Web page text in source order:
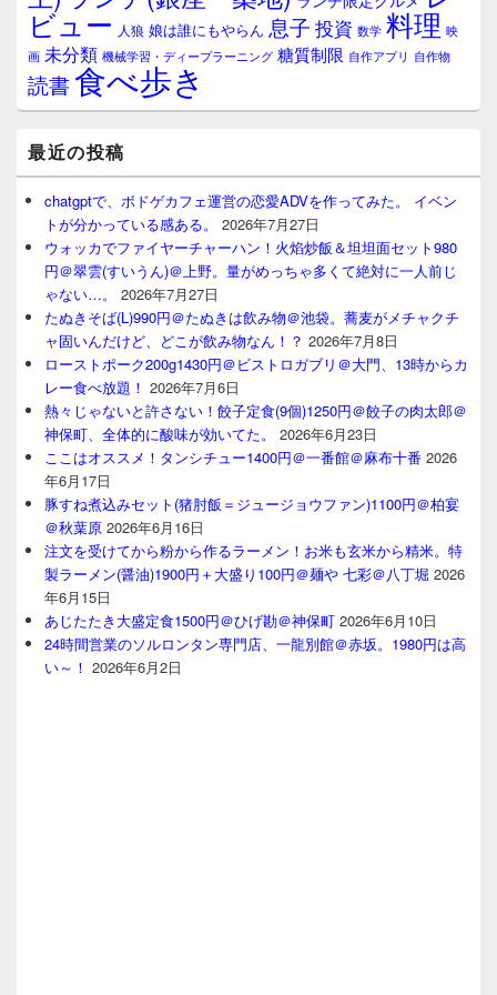
ビュー 人狼 娘は誰にもやらん 息子 投資 数学 料理 映
画 未分類 機械学習・ディープラーニング 糖質制限 自作アプリ 自作物
読書食べ歩き
最近の投稿
chatgptで、ボドゲカフェ運営の恋愛ADVを作ってみた。 イベン
トが分かっている感ある。
2026年7月27日
ウォッカでファイヤーチャーハン！火焰炒飯＆坦坦面セット980
円＠翠雲(すいうん)＠上野。量がめっちゃ多くて絶対に一人前じ
ゃない…。
2026年7月27日
たぬきそば(L)990円＠たぬきは飲み物＠池袋。蕎麦がメチャクチ
ャ固いんだけど、どこが飲み物なん！？ 2026年7月8日
ローストポーク200g1430円＠ビストロガブリ＠大門、13時からカ
レー食べ放題！ 2026年7月6日
熱々じゃないと許さない！餃子定食(9個)1250円＠餃子の肉太郎＠
神保町、全体的に酸味が効いてた。
2026年6月23日
ここはオススメ！タンシチュー1400円＠一番館＠麻布十番 2026
年6月17日
豚すね煮込みセット(猪肘飯＝ジュージョウファン)1100円＠柏宴
＠秋葉原 2026年6月16日
注文を受けてから粉から作るラーメン！お米も玄米から精米。特
製ラーメン(醤油)1900円＋大盛り100円＠麺や 七彩＠八丁堀 2026
年6月15日
あじたたき大盛定食1500円＠ひげ勘＠神保町 2026年6月10日
24時間営業のソルロンタン専門店、一龍別館＠赤坂。1980円は高
い～！ 2026年6月2日